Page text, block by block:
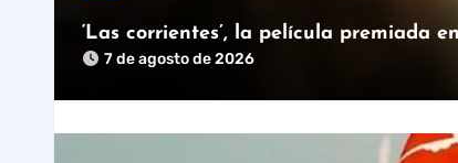
‘Las corrientes’, la película premiada
7 de agosto de 2026